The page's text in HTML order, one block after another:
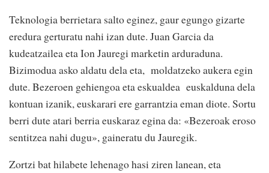
Teknologia berrietara salto eginez, gaur egungo gizarte
eredura gerturatu nahi izan dute. Juan Garcia da
kudeatzailea eta Ion Jauregi marketin arduraduna.
Bizimodua asko aldatu dela eta, moldatzeko aukera egin
dute. Bezeroen gehiengoa eta eskualdea euskalduna dela
kontuan izanik, euskarari ere garrantzia eman diote. Sortu
berri dute atari berria euskaraz egina da: «Bezeroak eroso
sentitzea nahi dugu», gaineratu du Jauregik.
Zortzi bat hilabete lehenago hasi ziren lanean, eta